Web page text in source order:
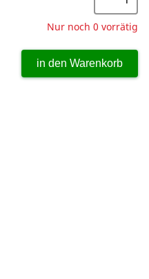
Nur noch 0 vorrätig